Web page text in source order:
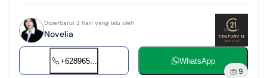
Diperbarui 2 hari yang lalu oleh
Novelia
+628965... WhatsApp
9